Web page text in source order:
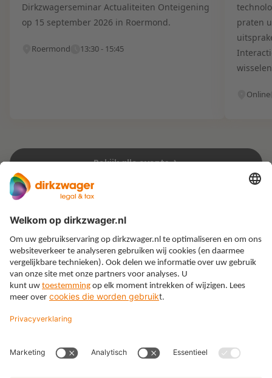
Dirkzwagerseminar Actualiteiten Onteigening
op 15 september 2026 in Roermond.
Roermond 13:30 - 15:45
praten
Online
Bekijk alle events
Expertises
Thema’s